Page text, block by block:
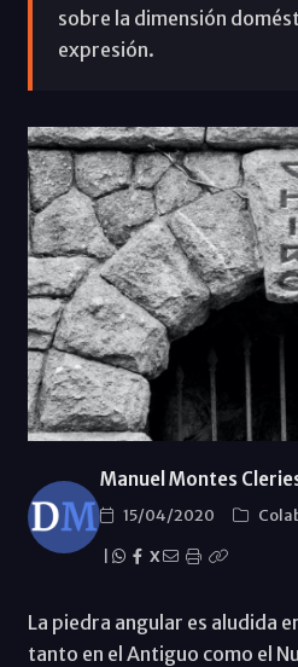
sobre la dimensión
expresión.
Manuel Montes
15/04/2020
X
La piedra angular es aludida
tanto en el Antiguo como el